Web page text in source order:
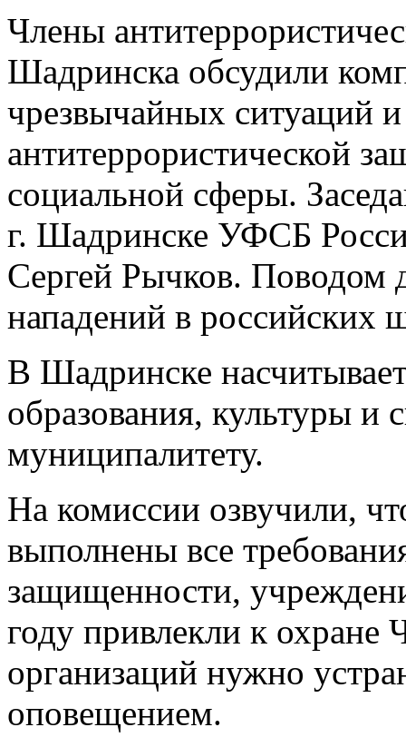
Члены
Шадринска обсудили
чрезвычайных ситуаций
антитеррористической
социальной сферы.
г. Шадринске УФСБ
Сергей Рычков. Поводом
нападений в российских
В Шадринске
образования, культуры и
муниципалитету.
На комиссии озвучили,
выполнены все
защищенности,
году привлекли к
организаций нужно
оповещением.